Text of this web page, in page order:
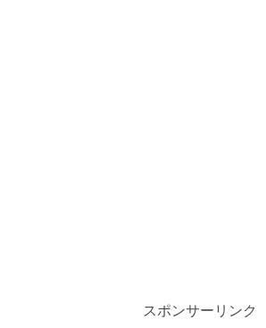
スポンサーリンク